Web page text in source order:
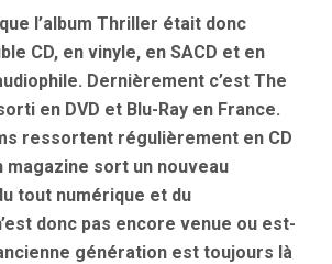
l’album Thriller était donc
CD, en vinyle, en SACD et en
Dernièrement c’est The
en DVD et Blu-Ray en France.
ressortent régulièrement en CD
magazine sort un nouveau
tout numérique et du
donc pas encore venue ou est-
génération est toujours là